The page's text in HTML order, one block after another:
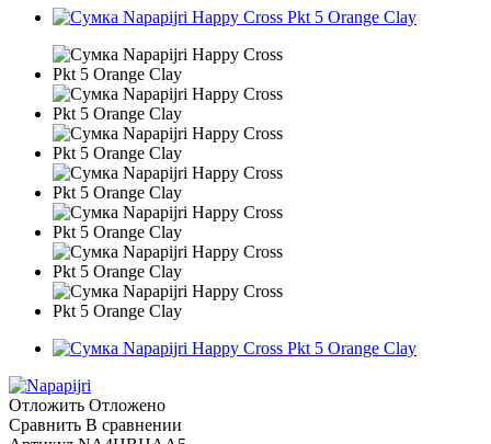
Отложить Отложено
Сравнить В сравнении